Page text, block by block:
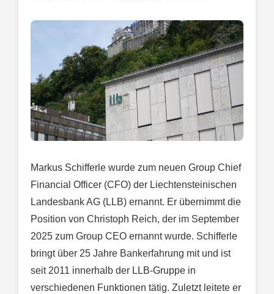
Markus Schifferle wurde zum neuen Group Chief
Financial Officer (CFO) der Liechtensteinischen
Landesbank AG (LLB) ernannt. Er übernimmt die
Position von Christoph Reich, der im September
2025 zum Group CEO ernannt wurde. Schifferle
bringt über 25 Jahre Bankerfahrung mit und ist
seit 2011 innerhalb der LLB-Gruppe in
verschiedenen Funktionen tätig. Zuletzt leitete er